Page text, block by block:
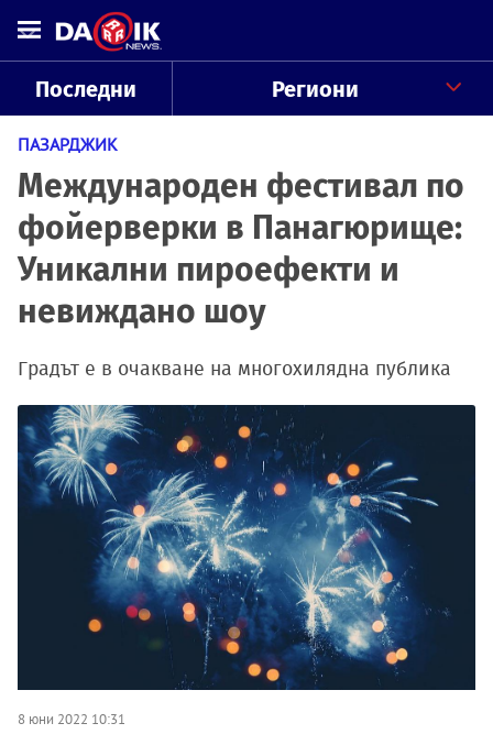
Последни Региони
ПАЗАРДЖИК
Международен фестивал по
фойерверки в Панагюрище:
Уникални пироефекти и
невиждано шоу
Градът е в очакване на многохилядна публика
8 юни 2022 10:31